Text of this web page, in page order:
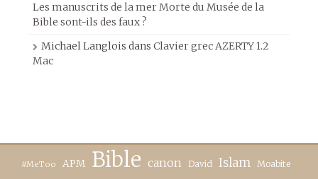
Les manuscrits de la mer Morte du Musée de la
Bible sont-ils des faux ?
Michael Langlois dans Clavier grec AZERTY 1.2
Mac
#MeToo APM Bible canon David Islam Moabite